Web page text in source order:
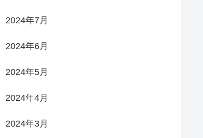
2024年7月
2024年6月
2024年5月
2024年4月
2024年3月